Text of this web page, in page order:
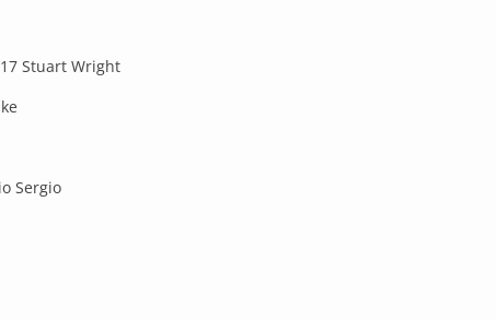
Stuart Wright
Sergio